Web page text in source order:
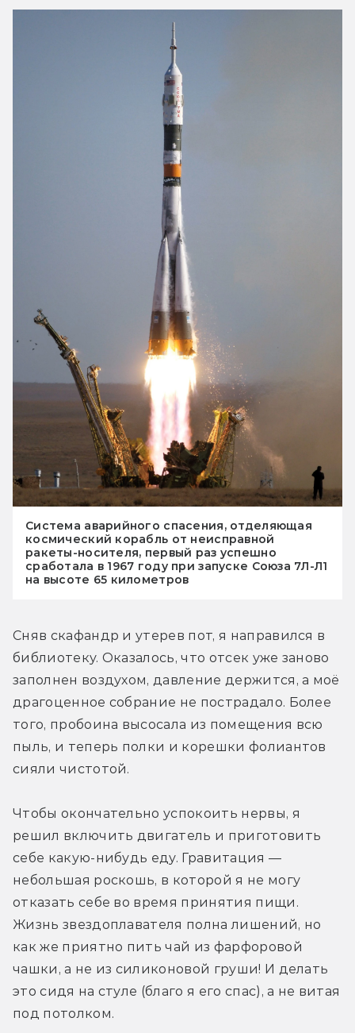
Система аварийного спасения, отделяющая
космический корабль от неисправной
ракеты-носителя, первый раз успешно
сработала в 1967 году при запуске Союза 7Л-Л1
на высоте 65 километров
Сняв скафандр и утерев пот, я направился в
библиотеку. Оказалось, что отсек уже заново
заполнен воздухом, давление держится, а моё
драгоценное собрание не пострадало. Более
того, пробоина высосала из помещения всю
пыль, и теперь полки и корешки фолиантов
сияли чистотой.
Чтобы окончательно успокоить нервы, я
решил включить двигатель и приготовить
себе какую-нибудь еду. Гравитация —
небольшая роскошь, в которой я не могу
отказать себе во время принятия пищи.
Жизнь звездоплавателя полна лишений, но
как же приятно пить чай из фарфоровой
чашки, а не из силиконовой груши! И делать
это сидя на стуле (благо я его спас), а не витая
под потолком.